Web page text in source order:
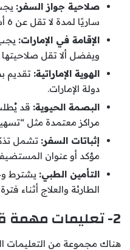
صلاحية جواز السفر:
ساريًا لمدة لا تقل عن 6 أشهر عند التقديم.
الإقامة في الإمارات: يجب
ويفضل ألا تقل صلاحيتها عن 3 أشهر عند
الهوية الإماراتية: تقديم
دولة الإمارات.
البصمة الحيوية: قد
مراكز معتمدة مثل
إثباتات السفر: تشمل
مؤكد أو عنوان
التأمين الطبي: يشترط
الطارئة والعلاج أثناء
2- تعليمات مهمة قبل السفر
هناك مجموعة من التعليمات